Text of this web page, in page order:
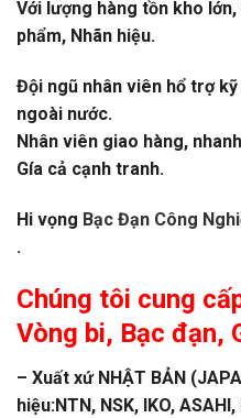
Với lượng hàng tồn kho
phẩm, Nhãn hiệu.
Đội ngũ nhân viên hổ trợ
ngoài nước.
Nhân viên giao hàng,
Gía cả cạnh tranh.
Hi vọng Bạc Đạn Công
.
Chúng tôi cung
Vòng bi, Bạc đạn,
– Xuất xứ NHẬT BẢN
hiệu:NTN, NSK, IKO, ASAHI,